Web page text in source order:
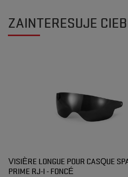
ZAINTERESUJE
VISIÈRE LONGUE POUR CASQUE
PRIME RJ-I - FONCÉ